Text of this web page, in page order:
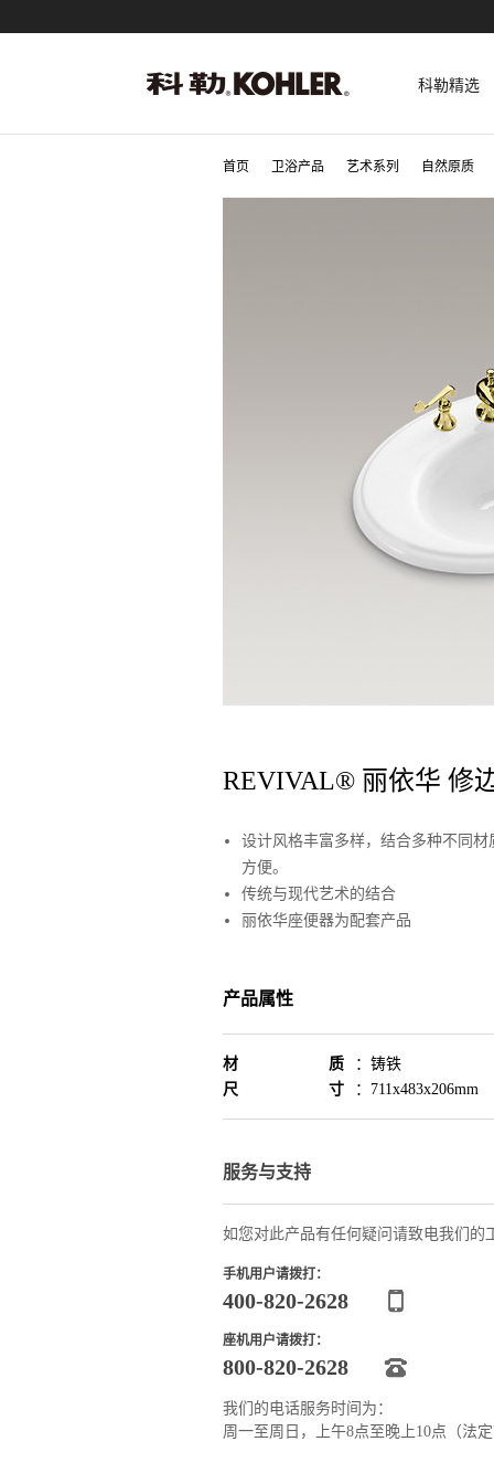
科勒精选
首页 卫浴产品 艺术系列 自然原质
REVIVAL® 丽依华 修
设计风格丰富多样，结合多种不同
方便。
传统与现代艺术的结合
丽依华座便器为配套产品
产品属性
材质 ： 铸铁
尺寸
： 711x483x206mm
服务与支持
如您对此产品有任何疑问请致电我们的
手机用户请拨打：
400-820-2628
座机用户请拨打：
800-820-2628
我们的电话服务时间为：
周一至周日，上午8点至晚上10点（法定